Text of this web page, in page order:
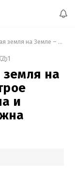
Последняя ничейная земля на Земле – едва ли не втрое больше Киева: где она и почему никому не нужна
1
на
и